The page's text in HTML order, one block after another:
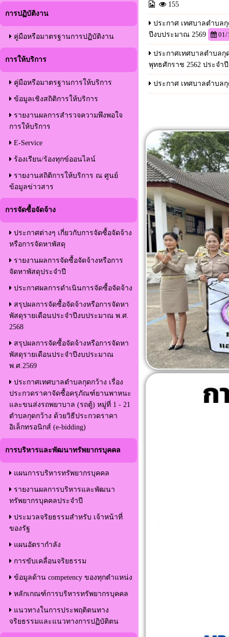
การปฏิบัติงาน
คู่มือหรือมาตรฐานการปฏิบัติงาน
การให้บริการ
คู่มือหรือมาตรฐานการให้บริการ
ข้อมูลเชิงสถิติการให้บริการ
รายงานผลการสำรวจความพึงพอใจ
การให้บริการ
E-Service
ร้องเรียน/ร้องทุกข์ออนไลน์
รายงานสถิติการให้บริการ ณ ศูนย์
ข้อมูลข่าวสาร
การจัดซื้อจัดจ้าง
ประกาศต่างๆ เกี่ยวกับการจัดซื้อจัดจ้าง
หรือการจัดหาพัสดุ
รายงานผลการจัดซื้อจัดจ้างหรือการ
จัดหาพัสดุประจำปี
ประกาศผลการดำเนินการจัดซื้อจัดจ้าง
สรุปผลการจัดซื้อจัดจ้างหรือการจัดหา
พัสดุรายเดือนประจำปีงบประมาณ พ.ศ.
2568
สรุปผลการจัดซื้อจัดจ้างหรือการจัดหา
พัสดุรายเดือนประจำปีงบประมาณ
พ.ศ.2569
ประกาศเทศบาลตำบลกุดกว้าง เรื่อง
ประกวดราคาจัดซื้อครุภัณฑ์ยานพาหนะ
และขนส่งรถพยาบาล (รถตู้) หมู่ที่ 1 - 21
ตำบลกุดกว้าง ด้วยวิธีประกวดราคา
อิเล็กทรอนิกส์ (e-bidding)
การบริหารและพัฒนาทรัพยากรบุคคล
แผนการบริหารทรัพยากรบุคคล
รายงานผลการบริหารและพัฒนา
ทรัพยากรบุคคลประจำปี
ประมวลจริยธรรมสำหรับ เจ้าหน้าที่
ของรัฐ
แผนอัตรากำลัง
การขับเคลื่อนจริยธรรม
ข้อมูลด้าน competency ของทุกตำแหน่ง
หลักเกณฑ์การบริหารทรัพยากรบุคคล
แนวทางในการประพฤติตนทาง
จริยธรรมและแนวทางการปฏิบัติตน
155
ประกาศ เทศบาลตำบล
ปีงบประมาณ 2569
ประกาศเทศบาลตำบลกุ
พุทธศักราช 2562 ประจำ
ประกาศ เทศบาลตำบล